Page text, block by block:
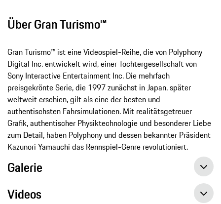
Über Gran Turismo™
Gran Turismo™ ist eine Videospiel-Reihe, die von Polyphony
Digital Inc. entwickelt wird, einer Tochtergesellschaft von
Sony Interactive Entertainment Inc. Die mehrfach
preisgekrönte Serie, die 1997 zunächst in Japan, später
weltweit erschien, gilt als eine der besten und
authentischsten Fahrsimulationen. Mit realitätsgetreuer
Grafik, authentischer Physiktechnologie und besonderer Liebe
zum Detail, haben Polyphony und dessen bekannter Präsident
Kazunori Yamauchi das Rennspiel-Genre revolutioniert.
Galerie
Videos